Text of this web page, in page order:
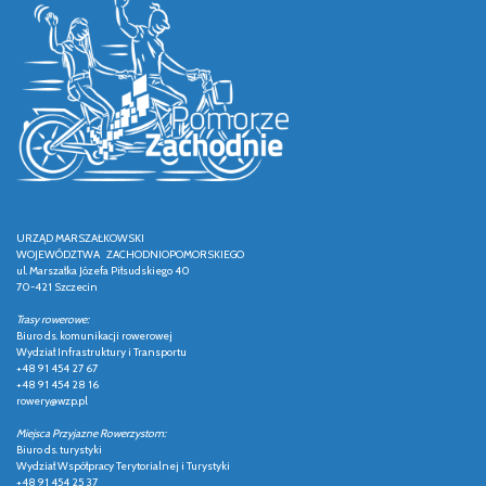
URZĄD MARSZAŁKOWSKI
WOJEWÓDZTWA ZACHODNIOPOMORSKIEGO
ul. Marszałka Józefa Piłsudskiego 40
70-421 Szczecin
Trasy rowerowe:
Biuro ds. komunikacji rowerowej
Wydział Infrastruktury i Transportu
+48 91 454 27 67
+48 91 454 28 16
rowery@wzp.pl
Miejsca Przyjazne Rowerzystom:
Biuro ds. turystyki
Wydział Współpracy Terytorialnej i Turystyki
+48 91 454 25 37